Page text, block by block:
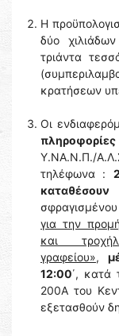
Η
δύο
τριάντα
κρατήσεων
Οι
πληροφορίες
Υ.ΝΑ.Ν.Π./
τηλέφωνα :
για την
και
γραφείου»,
12:00΄, κατά
200Α του
εξετασθούν